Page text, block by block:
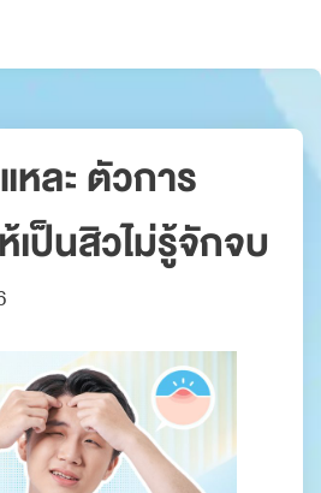
หละ ตัวการ
ป็นสิวไม่รู้จักจบ